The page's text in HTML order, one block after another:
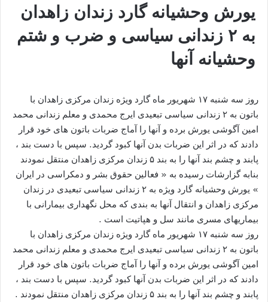
یورش وحشیانه گارد زندان زاهدان
به ۲ زندانی سیاسی و ضرب و شتم
وحشیانه آنها
روز سه شنبه ۱۷ شهریور ماه گارد ویژه زندان مرکزی زاهدان با
باتون به ۲ زندانی سیاسی تبعیدی ایرج محمدی و معلم زندانی محمد
امین آگوشی یورش برده و آنها را آماج ضربات باتون های خود قرار
دادند که در اثر این ضربات بدن آنها کبود گردید. سپس با دست بند ،
پابند و چشم بند آنها را به بند ۵ زندان مرکزی زاهدان منتقل نمودند
بنابه گزارشات رسیده به « فعالین حقوق بشر و دمکراسی در ایران
» یورش وحشیانه گارد ویژه به ۲ زندانی سیاسی تبعیدی در زندان
مرکزی زاهدان و انتقال آنها به بندی که محل نگهداری بیمارانی با
بیماریهای مسری مانند سل و هپاتیت است .
روز سه شنبه ۱۷ شهریور ماه گارد ویژه زندان مرکزی زاهدان با
باتون به ۲ زندانی سیاسی تبعیدی ایرج محمدی و معلم زندانی محمد
امین آگوشی یورش برده و آنها را آماج ضربات باتون های خود قرار
دادند که در اثر این ضربات بدن آنها کبود گردید. سپس با دست بند ،
پابند و چشم بند آنها را به بند ۵ زندان مرکزی زاهدان منتقل نمودند .